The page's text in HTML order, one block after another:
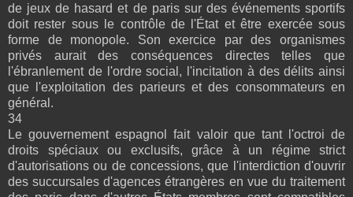
de jeux de hasard et de paris sur des événements sportifs
doit rester sous le contrôle de l'État et être exercée sous
forme de monopole. Son exercice par des organismes
privés aurait des conséquences directes telles que
l'ébranlement de l'ordre social, l'incitation à des délits ainsi
que l'exploitation des parieurs et des consommateurs en
général.
34
Le gouvernement espagnol fait valoir que tant l'octroi de
droits spéciaux ou exclusifs, grâce à un régime strict
d'autorisations ou de concessions, que l'interdiction d'ouvrir
des succursales d'agences étrangères en vue du traitement